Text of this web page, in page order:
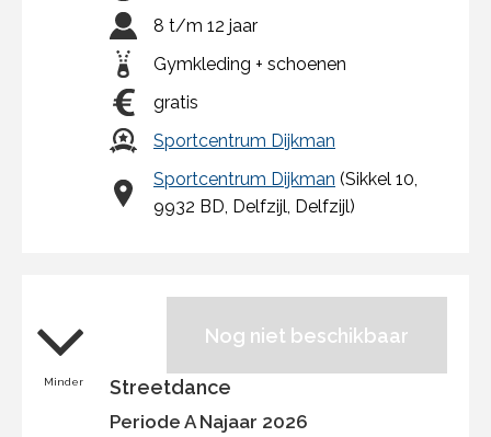
8 t/m 12 jaar
Gymkleding + schoenen
gratis
Sportcentrum Dijkman
Sportcentrum Dijkman (Sikkel 10,
9932 BD, Delfzijl, Delfzijl)
Nog niet beschikbaar
Minder Streetdance
Periode A Najaar 2026